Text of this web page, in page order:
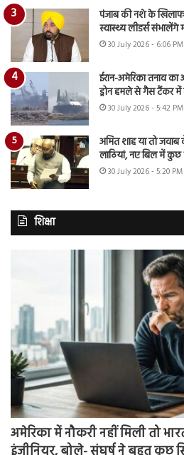
पंजाब की नशे के
स्वास्थ्य लीडर्स संभालेंगे
30 July 2026 - 6:06 PM
ईरान-अमेरिका तनाव का
ड्रोन हमले से गैस टैंकर
30 July 2026 - 5:42 PM
अमित शाह या तो
लाठियां, नए बिल में
30 July 2026 - 5:20 PM
शिक्षा
अमेरिका में नौकरी नहीं मिली तो